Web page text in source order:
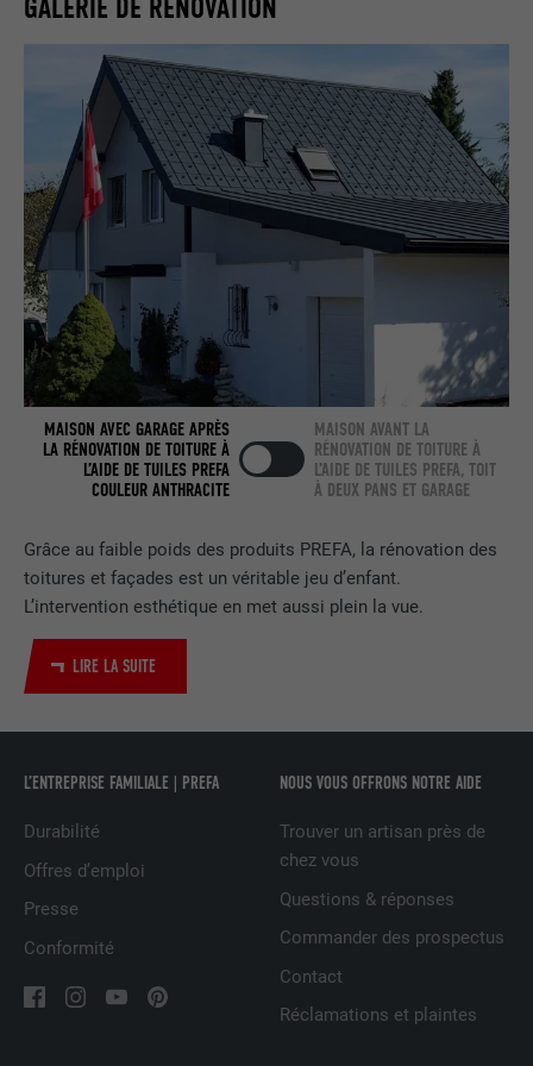
Grâce au faible poids des produits PREFA, la rénovation des
toitures et façades est un véritable jeu d’enfant.
L’intervention esthétique en met aussi plein la vue.
LIRE LA SUITE
GALERIE DE RÉNOVATION
MAISON AVEC GARAGE APRÈS
LA RÉNOVATION DE TOITURE À
L’AIDE DE TUILES PREFA
COULEUR ANTHRACITE
MAISON AVANT LA
RÉNOVATION DE TOITURE À
L’AIDE DE TUILES PREFA, TOIT
À DEUX PANS ET GARAGE
L’ENTREPRISE FAMILIALE | PREFA
Durabilité
Offres d’emploi
Presse
Conformité
NOUS VOUS OFFRONS NOTRE AIDE
Trouver un artisan près de
chez vous
Questions & réponses
Commander des prospectus
Contact
Réclamations et plaintes
Utilisé par LinkedIn lorsqu'un site
nous » intégrée.
NOM bcookie
FOURNISSEUR LinkedIn
2 ans
UTILITÉ
Utilisé par le service de réseau social
LinkedIn pour suivre l'utilisation de
services intégrés.
NOM bscookie
FOURNISSEUR LinkedIn
EXPIRATION 2 ans
Utilisé par le service de réseau social
NOM UserMatchHistory
FOURNISSEUR LinkedIn
EXPIRATION
Est utilisé pour suivre l'utilisateur sur
la publicité adaptée aux préférences de